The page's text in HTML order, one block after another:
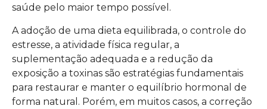
saúde pelo maior tempo possível.
A adoção de uma dieta equilibrada, o controle do
estresse, a atividade física regular, a
suplementação adequada e a redução da
exposição a toxinas são estratégias fundamentais
para restaurar e manter o equilíbrio hormonal de
forma natural. Porém, em muitos casos, a correção